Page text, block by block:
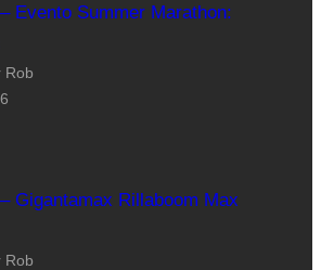
Evento Summer Marathon:
Rob
Gigantamax Rillaboom Max
Rob